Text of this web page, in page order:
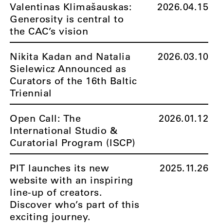
Valentinas Klimašauskas:
Generosity is central to
the CAC’s vision
2026.04.15
Nikita Kadan and Natalia
Sielewicz Announced as
Curators of the 16th Baltic
Triennial
2026.03.10
Open Call: The
International Studio &
Curatorial Program (ISCP)
2026.01.12
PIT launches its new
website with an inspiring
line-up of creators.
Discover who’s part of this
exciting journey.
2025.11.26